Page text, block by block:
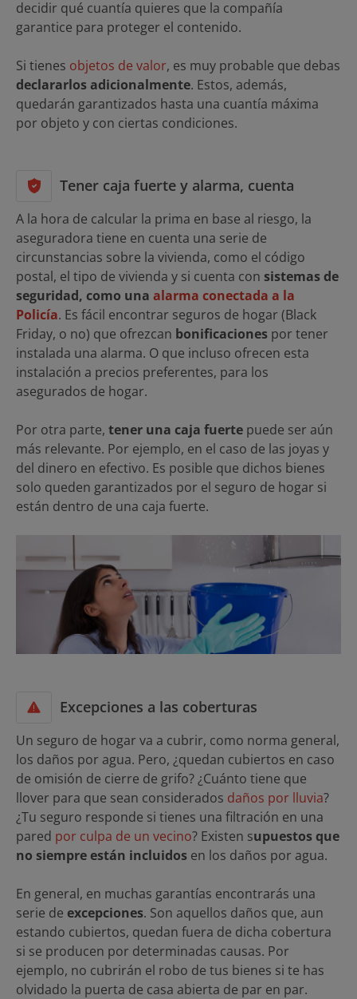
decidir qué cuantía quieres que la compañía
garantice para proteger el contenido.
Si tienes objetos de valor, es muy probable que debas
declararlos adicionalmente. Estos, además,
quedarán garantizados hasta una cuantía máxima
por objeto y con ciertas condiciones.
Tener caja fuerte y alarma, cuenta
A la hora de calcular la prima en base al riesgo, la
aseguradora tiene en cuenta una serie de
circunstancias sobre la vivienda, como el código
postal, el tipo de vivienda y si cuenta con sistemas de
seguridad, como una alarma conectada a la
Policía. Es fácil encontrar seguros de hogar (Black
Friday, o no) que ofrezcan bonificaciones por tener
instalada una alarma. O que incluso ofrecen esta
instalación a precios preferentes, para los
asegurados de hogar.
Por otra parte, tener una caja fuerte puede ser aún
más relevante. Por ejemplo, en el caso de las joyas y
del dinero en efectivo. Es posible que dichos bienes
solo queden garantizados por el seguro de hogar si
están dentro de una caja fuerte.
Excepciones a las coberturas
Un seguro de hogar va a cubrir, como norma general,
los daños por agua. Pero, ¿quedan cubiertos en caso
de omisión de cierre de grifo? ¿Cuánto tiene que
llover para que sean considerados daños por lluvia?
¿Tu seguro responde si tienes una filtración en una
pared por culpa de un vecino? Existen supuestos que
no siempre están incluidos en los daños por agua.
En general, en muchas garantías encontrarás una
serie de excepciones. Son aquellos daños que, aun
estando cubiertos, quedan fuera de dicha cobertura
si se producen por determinadas causas. Por
ejemplo, no cubrirán el robo de tus bienes si te has
olvidado la puerta de casa abierta de par en par.